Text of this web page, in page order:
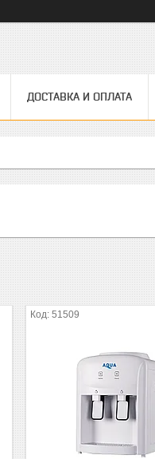
ДОСТАВКА И ОПЛАТА
51509